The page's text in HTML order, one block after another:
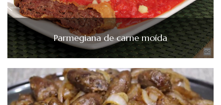
Parmegiana de carne moída